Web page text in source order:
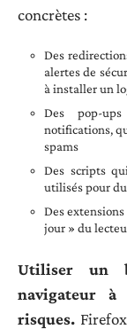
concrètes :
Des
alertes de
à installer un
Des pop-ups
notifications,
spams
Des scripts
utilisés pour
Des
jour » du
Utiliser un
navigateur
risques.